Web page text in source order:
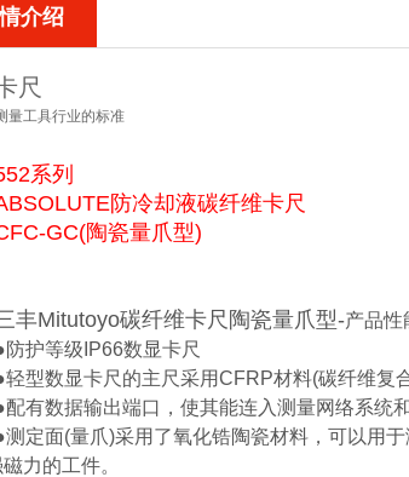
介绍
尺
量工具行业的标准
系列
防冷却液碳纤维卡尺
GC(陶瓷量爪型)
丰Mitutoyo碳纤维卡尺陶瓷量爪型-产品性
防护等级IP66数显卡尺
轻型数显卡尺的主尺采用CFRP材料(碳纤维复
配有数据输出端口，使其能连入测量网络系统
测定面(量爪)采用了氧化锆陶瓷材料，可以用
力的工件。